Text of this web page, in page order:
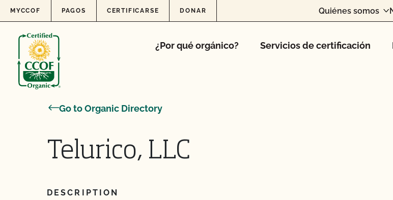
Skip to content
MYCCOF PAGOS CERTIFICARSE DONAR Quiénes somos
¿Por qué orgánico? Servicios de certificación
Go to Organic Directory
Telurico, LLC
DESCRIPTION